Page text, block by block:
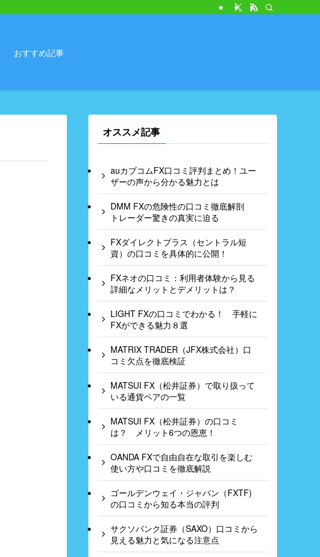
おすすめ記事
オススメ記事
auカブコムFX口コミ評判まとめ！ユー
ザーの声から分かる魅力とは
DMM FXの危険性の口コミ徹底解剖
トレーダー驚きの真実に迫る
FXダイレクトプラス（セントラル短
資）の口コミを具体的に公開！
FXネオの口コミ：利用者体験から見る
詳細なメリットとデメリットは？
LIGHT FXの口コミでわかる！ 手軽に
FXができる魅力８選
MATRIX TRADER（JFX株式会社）口
コミ欠点を徹底検証
MATSUI FX（松井証券）で取り扱って
いる通貨ペアの一覧
MATSUI FX（松井証券）の口コミ
は？ メリット6つの恩恵！
OANDA FXで自由自在な取引を楽しむ
使い方や口コミを徹底解説
ゴールデンウェイ・ジャパン（FXTF)
の口コミから知る本当の評判
サクソバンク証券（SAXO）口コミから
見える魅力と気になる注意点